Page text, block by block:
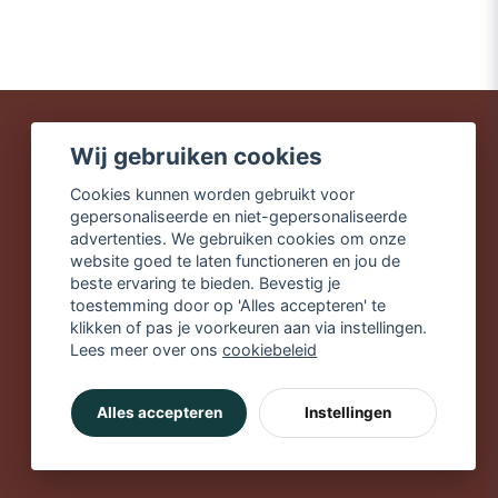
Snelle leveringen
Veilig winkelen
Gratis verzending vanaf
€49,90
Wij gebruiken cookies
Cookies kunnen worden gebruikt voor
gepersonaliseerde en niet-gepersonaliseerde
advertenties. We gebruiken cookies om onze
website goed te laten functioneren en jou de
beste ervaring te bieden. Bevestig je
toestemming door op 'Alles accepteren' te
klikken of pas je voorkeuren aan via instellingen.
Lees meer over onscookiebeleid
Alles accepteren Instellingen